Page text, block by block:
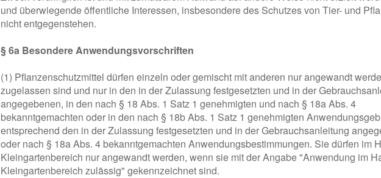
und überwiegende öffentliche Interessen, insbesondere des Schutzes von Tier- und
nicht entgegenstehen.
§ 6a Besondere Anwendungsvorschriften
(1) Pflanzenschutzmittel dürfen einzeln oder gemischt mit anderen nur angewandt
zugelassen sind und nur in den in der Zulassung festgesetzten und in der
angegebenen, in den nach § 18 Abs. 1 Satz 1 genehmigten und nach § 18a Abs. 4
bekanntgemachten oder in den nach § 18b Abs. 1 Satz 1 genehmigten
entsprechend den in der Zulassung festgesetzten und in der Gebrauchsanleitung
oder nach § 18a Abs. 4 bekanntgemachten Anwendungsbestimmungen. Sie dürfen im
Kleingartenbereich nur angewandt werden, wenn sie mit der Angabe "Anwendung im
Kleingartenbereich zulässig" gekennzeichnet sind.